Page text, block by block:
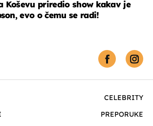
Koševu priredio show kakav je
evo o čemu se radi!
CELEBRITY
PREPORUKE